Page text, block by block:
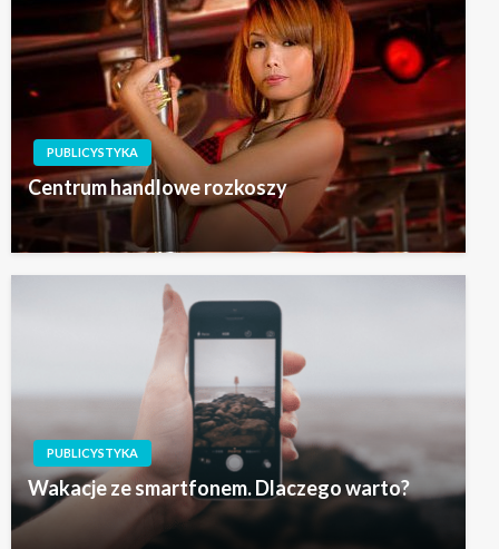
PUBLICYSTYKA
Centrum handlowe rozkoszy
PUBLICYSTYKA
Wakacje ze smartfonem. Dlaczego warto?